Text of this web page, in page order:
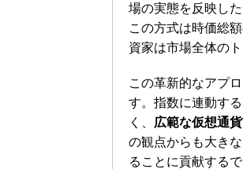
場の実態を反映し
この方式は時価総
資家は市場全体の
この革新的なアプ
す。指数に連動す
く、 広範な仮想通
の観点からも大き
ることに貢献するで